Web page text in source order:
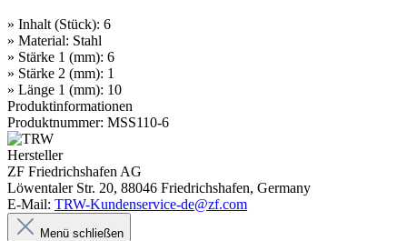
» Inhalt (Stück): 6
» Material: Stahl
» Stärke 1 (mm): 6
» Stärke 2 (mm): 1
» Länge 1 (mm): 10
Produktinformationen
Produktnummer: MSS110-6
Hersteller
ZF Friedrichshafen AG
Löwentaler Str. 20, 88046 Friedrichshafen, Germany
E-Mail: TRW-Kundenservice-de@zf.com
Menü schließen